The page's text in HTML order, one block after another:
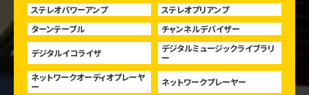
ステレオパワーアンプ
ステレオプリアンプ
ターンテーブル
チャンネルデバイザー
デジタルイコライザ
デジタルミュージックライブラリ
ー
ネットワークオーディオプレーヤ
ー
ネットワークプレーヤー